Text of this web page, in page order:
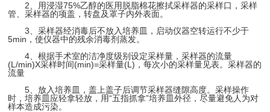
2、用浸湿75%乙醇的医用脱脂棉花擦拭采样器的采样口，采样
管、采样器的项盖，转盘及罩子内外表面。
3、采样器经消毒后不放入培养皿，启动仪器空转运行不少于
5min，使仪器中的残余消毒剂蒸发。
4、根据手术室的洁净度级别设定采样量，采样器的流量
(L/min)X采样时间(min)=采样量(L)，每次小的采样量见表。采样器的
流量
5、放入培养皿，盖上盖子后调节采样器缝隙高度。采样操作
时，培养皿应轻拿轻放，用“五指抓拿”培养皿外径，尽量避免人为对
样本造成污染。